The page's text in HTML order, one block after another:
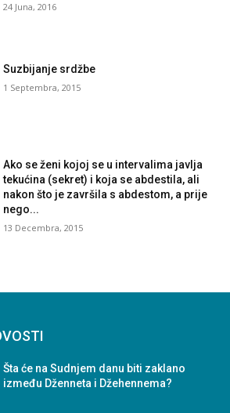
24 Juna, 2016
Suzbijanje srdžbe
1 Septembra, 2015
Ako se ženi kojoj se u intervalima javlja
tekućina (sekret) i koja se abdestila, ali
nakon što je završila s abdestom, a prije
nego...
13 Decembra, 2015
Šta će na Sudnjem danu biti zaklano
između Dženneta i Džehennema?